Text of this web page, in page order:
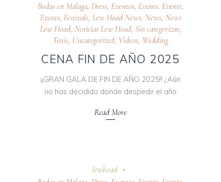
Bodas en Malaga, Dress, Eventos, Events, Events,
Events, Festivals, Lew Hoad News, News, News
Lew Hoad, Noticias Lew Hoad, Sin categorizar,
Tenis, Uncategorized, Videos, Wedding
CENA FIN DE AÑO 2025
¡¡GRAN GALA DE FIN DE AÑO 2025!! ¿Aún
no has decidido donde despedir el año
Read More
lewhoad